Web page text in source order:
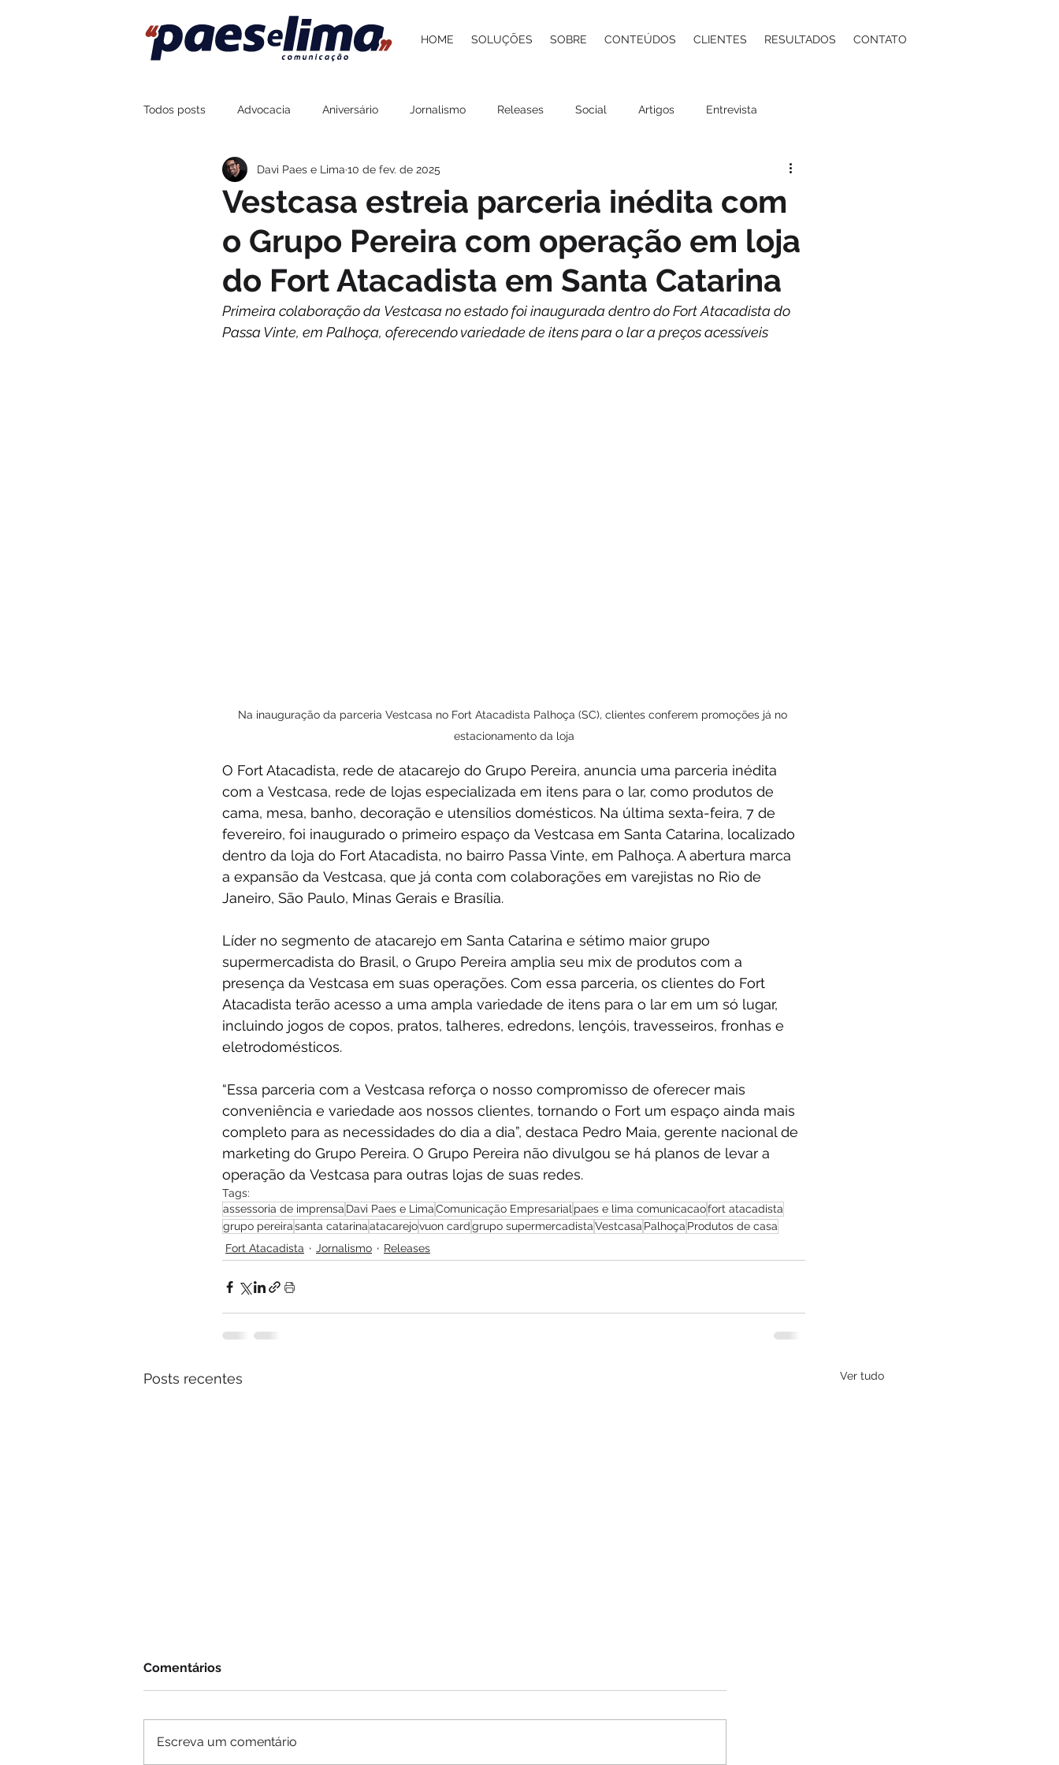
HOME SOLUÇÕES SOBRE CONTEÚDOS CLIENTES RESULTADOS CONTATO
Todos posts Advocacia Aniversário Jornalismo Releases Social Artigos Entrevista
Assessoria de Imprensa Fort Atacadista Cultura
Sustentabilidade Esportes Gastronomia Lazer Agenda ESG Procedimentos Estéticos
Vestcasa estreia parceria inédita com
o Grupo Pereira com operação em loja
do Fort Atacadista em Santa Catarina
Davi Paes e Lima 10 de fev. de 2025
Primeira colaboração da Vestcasa no estado foi inaugurada dentro do Fort Atacadista do
Passa Vinte, em Palhoça, oferecendo variedade de itens para o lar a preços acessíveis
Na inauguração da parceria Vestcasa no Fort Atacadista Palhoça (SC), clientes conferem promoções já no
estacionamento da loja
O Fort Atacadista, rede de atacarejo do Grupo Pereira, anuncia uma parceria inédita
com a Vestcasa, rede de lojas especializada em itens para o lar, como produtos de
cama, mesa, banho, decoração e utensílios domésticos. Na última sexta-feira, 7 de
fevereiro, foi inaugurado o primeiro espaço da Vestcasa em Santa Catarina, localizado
dentro da loja do Fort Atacadista, no bairro Passa Vinte, em Palhoça. A abertura marca
a expansão da Vestcasa, que já conta com colaborações em varejistas no Rio de
Janeiro, São Paulo, Minas Gerais e Brasília.
Líder no segmento de atacarejo em Santa Catarina e sétimo maior grupo
supermercadista do Brasil, o Grupo Pereira amplia seu mix de produtos com a
presença da Vestcasa em suas operações. Com essa parceria, os clientes do Fort
Atacadista terão acesso a uma ampla variedade de itens para o lar em um só lugar,
incluindo jogos de copos, pratos, talheres, edredons, lençóis, travesseiros, fronhas e
eletrodomésticos.
“Essa parceria com a Vestcasa reforça o nosso compromisso de oferecer mais
conveniência e variedade aos nossos clientes, tornando o Fort um espaço ainda mais
completo para as necessidades do dia a dia”, destaca Pedro Maia, gerente nacional de
marketing do Grupo Pereira. O Grupo Pereira não divulgou se há planos de levar a
operação da Vestcasa para outras lojas de suas redes.
Tags:
assessoria de imprensa Davi Paes e LimaComunicação Empresarial paes e lima comunicacaofort atacadista
grupo pereirasanta catarinaatacarejovuon cardgrupo supermercadistaVestcasa Palhoça Produtos de casa
Fort Atacadista
Jornalismo Releases
Posts recentes Ver tudo
Comentários
Escreva um comentário